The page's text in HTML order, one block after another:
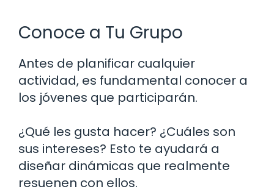
Conoce a Tu Grupo
Antes de planificar cualquier
actividad, es fundamental conocer a
los jóvenes que participarán.
¿Qué les gusta hacer? ¿Cuáles son
sus intereses? Esto te ayudará a
diseñar dinámicas que realmente
resuenen con ellos.